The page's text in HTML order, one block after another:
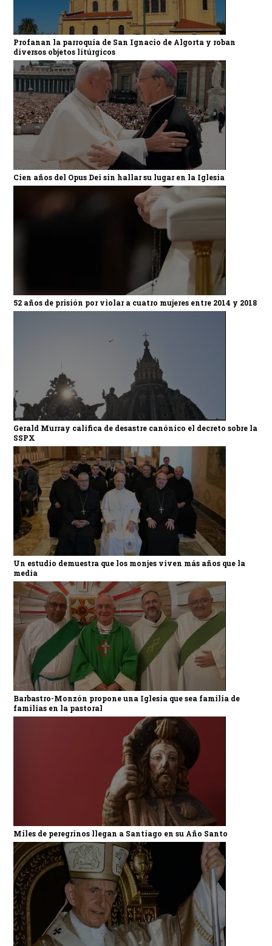
Profanan la parroquia de San Ignacio de Algorta y roban
diversos objetos litúrgicos
Cien años del Opus Dei sin hallar su lugar en la Iglesia
52 años de prisión por violar a cuatro mujeres entre 2014 y 2018
Gerald Murray califica de desastre canónico el decreto sobre la
SSPX
Un estudio demuestra que los monjes viven más años que la
media
Barbastro-Monzón propone una Iglesia que sea familia de
familias en la pastoral
Miles de peregrinos llegan a Santiago en su Año Santo